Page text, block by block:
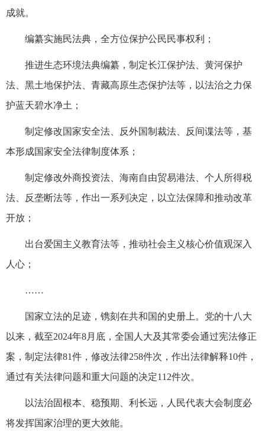
成就。
编纂实施民法典，全方位保护公民民事权利；
推进生态环境法典编纂，制定长江保护法、黄河保护
法、黑土地保护法、青藏高原生态保护法等，以法治之力保
护蓝天碧水净土；
制定修改国家安全法、反外国制裁法、反间谍法等，基
本形成国家安全法律制度体系；
制定修改外商投资法、海南自由贸易港法、个人所得税
法、反垄断法等，作出一系列决定，以立法保障和推动改革
开放；
出台爱国主义教育法等，推动社会主义核心价值观深入
人心；
……
国家立法的足迹，镌刻在共和国的史册上。党的十八大
以来，截至2024年8月底，全国人大及其常委会通过宪法修正
案，制定法律81件，修改法律258件次，作出法律解释10件，
通过有关法律问题和重大问题的决定112件次。
以法治固根本、稳预期、利长远，人民代表大会制度必
将发挥国家治理的更大效能。